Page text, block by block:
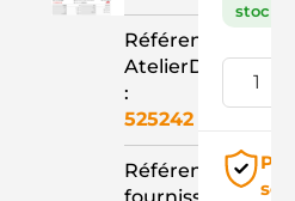
Référence
AtelierD
:
525242
Référence
stock )